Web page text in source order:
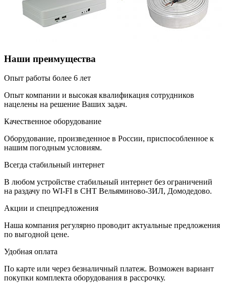
Наши преимущества
Опыт работы более 6 лет
Опыт компании и высокая квалификация сотрудников
нацелены на решение Ваших задач.
Качественное оборудование
Оборудование, произведенное в России, приспособленное к
нашим погодным условиям.
Всегда стабильный интернет
В любом устройстве стабильный интернет без ограничений
на раздачу по WI-FI в СНТ Вельяминово-3ИЛ, Домодедово.
Акции и спецпредложения
Наша компания регулярно проводит актуальные предложения
по выгодной цене.
Удобная оплата
По карте или через безналичный платеж. Возможен вариант
покупки комплекта оборудования в рассрочку.